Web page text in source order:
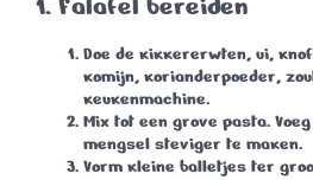
1. Falafel bereiden
Doe de kikkererwten, ui,
komijn, korianderpoeder,
keukenmachine.
Mix tot een grove pasta.
mengsel steviger te maken.
Vorm kleine balletjes ter